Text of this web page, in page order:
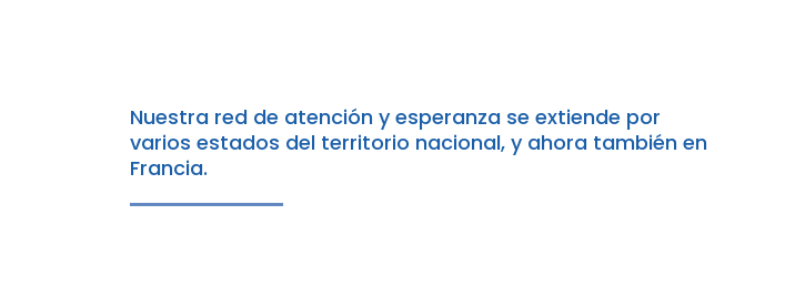
Nuestra red de atención y esperanza se extiende por
varios estados del territorio nacional, y ahora también en
Francia.